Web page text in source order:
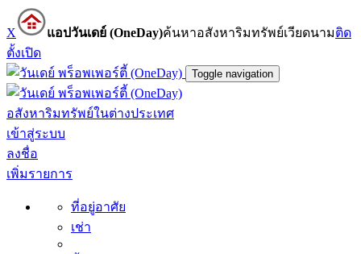
X แอปวันเดย์ (OneDay)ค้นหาอสังหาริมทรัพย์เวียดนามติด
ตั้งเปิด
Toggle navigation
อสังหาริมทรัพย์ในต่างประเทศ
เข้าสู่ระบบ
ลงชื่อ
เพิ่มรายการ
ที่อยู่อาศัย
เช่า